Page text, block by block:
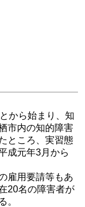
から始まり、知
市内の知的障害
ところ、実習態
成元年3月から
雇用要請等もあ
20名の障害者が
。